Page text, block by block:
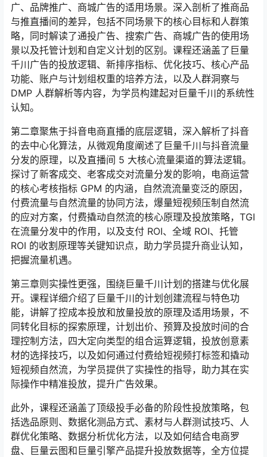
广、品牌推广、商城广告的适用场景。深入剖析了推商品
与推直播间的差异，包括不同场景下的核心目标和人群策
略，同时解读了通投广告、搜索广告、商城广告的使用场
景以及托管计划和自定义计划的区别。课程还涵盖了巨量
千川广告的投放逻辑、新排序指标、优化技巧、核心产品
功能、账户与计划组权重的培养方法，以及人群洞察与
DMP 人群解析等内容，为学员构建起对巨量千川的系统性
认知。
第二章聚焦于抖音电商直播的底层逻辑，深入解析了抖音
的去中心化算法，从微观角度阐述了巨量千川与抖音流量
分发的原理，以及直播间 5 大核心流量渠道的算法逻辑。
探讨了新客成交、老客成交对流量分发的影响，电商运营
的核心考核指标 GPM 的内涵，自然流流量变泛的原因，
付费流量与自然流量的协同方法，爆量短视频压制自然流
的应对方案，付费撬动自然流的核心原理及投放策略，TGI
在流量分发中的作用，以及支付 ROI、全域 ROI、托管
ROI 的收割原理等关键知识点，助力学员提升商业认知，
把握流量机遇。
第三章则实操性更强，围绕巨量千川计划的搭建与优化展
开。课程详细介绍了巨量千川的计划创建流程与特色功
能，讲解了控成本投放和放量投放的原理及适用场景，不
同转化目标的探索原理，计划出价、预算及投放时间的合
理控制方法，四大定向类型的组合运算逻辑，投放创意素
材的选择技巧，以及如何通过付费给短视频打标签和撬动
短视频自然流，为学员提供了实操性的指导，助力其在实
际操作中精准投放，提升广告效果。
此外，课程还涵盖了顶级投手必备的阶段性投放策略，包
括选品原则、数据化测品方式、素材与人群测试技巧、人
群优化策略、数据分析优化方法，以及如何结合电商罗
盘、巨量云图和巨量引擎产品提升投放数据等，全方位提